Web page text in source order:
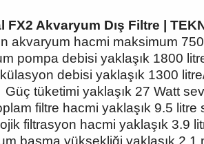
FX2 Akvaryum Dış Filtre |
akvaryum hacmi maksimum
pompa debisi yaklaşık 1800
debisi yaklaşık 1300
Güç tüketimi yaklaşık 27 Watt
filtre hacmi yaklaşık 9.5 litre
filtrasyon hacmi yaklaşık 3.9
basma yüksekliği yaklaşık 2.1